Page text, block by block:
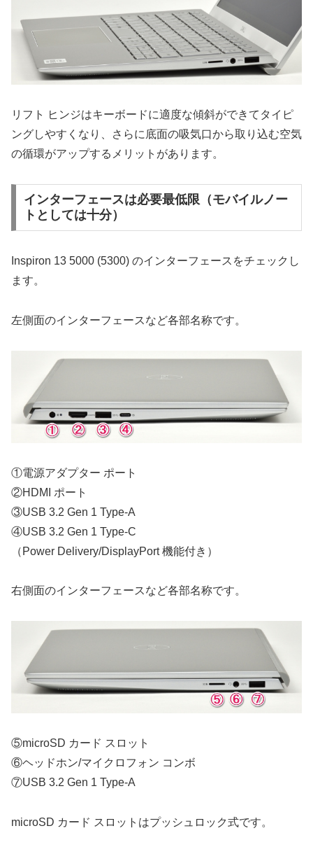
リフト ヒンジはキーボードに適度な傾斜ができてタイピ
ングしやすくなり、さらに底面の吸気口から取り込む空気
の循環がアップするメリットがあります。
インターフェースは必要最低限（モバイルノー
トとしては十分）
Inspiron 13 5000 (5300) のインターフェースをチェックし
ます。
左側面のインターフェースなど各部名称です。
①電源アダプター ポート
②HDMI ポート
③USB 3.2 Gen 1 Type-A
④USB 3.2 Gen 1 Type-C
（Power Delivery/DisplayPort 機能付き）
右側面のインターフェースなど各部名称です。
⑤microSD カード スロット
⑥ヘッドホン/マイクロフォン コンボ
⑦USB 3.2 Gen 1 Type-A
microSD カード スロットはプッシュロック式です。